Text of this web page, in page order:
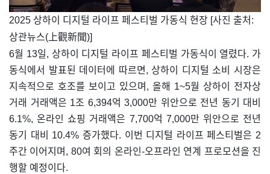
2025 상하이 디지털 라이프 페스티벌 가동식 현장 [사진 출처:
상관뉴스(上觀新聞)]
6월 13일, 상하이 디지털 라이프 페스티벌 가동식이 열렸다. 가
동식에서 발표된 데이터에 따르면, 상하이 디지털 소비 시장은
지속적으로 호조를 보이고 있으며, 올해 1~5월 상하이 전자상
거래 거래액은 1조 6,394억 3,000만 위안으로 전년 동기 대비
6.1%, 온라인 쇼핑 거래액은 7,700억 7,000만 위안으로 전년
동기 대비 10.4% 증가했다. 이번 디지털 라이프 페스티벌은 2
주간 이어지며, 80여 회의 온라인-오프라인 연계 프로모션을 진
행할 예정이다.